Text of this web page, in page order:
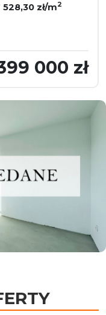
528,30 zł/m2
000 zł